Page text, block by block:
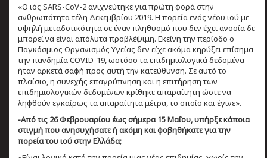
«Ο ιός SARS-CoV-2 ανιχνεύτηκε για πρώτη φορά στην
ανθρωπότητα τέλη Δεκεμβρίου 2019. Η πορεία ενός νέου ιού με
υψηλή μεταδοτικότητα σε έναν πληθυσμό που δεν έχει ανοσία δε
μπορεί να είναι απόλυτα προβλέψιμη. Εκείνη την περίοδο ο
Παγκόσμιος Οργανισμός Υγείας δεν είχε ακόμα κηρύξει επίσημα
την πανδημία COVID-19, ωστόσο τα επιδημιολογικά δεδομένα
ήταν αρκετά σαφή προς αυτή την κατεύθυνση. Σε αυτό το
πλαίσιο, η συνεχής επαγρύπνηση και η επιτήρηση των
επιδημιολογικών δεδομένων κρίθηκε απαραίτητη ώστε να
ληφθούν εγκαίρως τα απαραίτητα μέτρα, το οποίο και έγινε».
-Από τις 26 Φεβρουαρίου έως σήμερα 15 Μαΐου, υπήρξε κάποια
στιγμή που ανησυχήσατε ή ακόμη και φοβηθήκατε για την
πορεία του ιού στην Ελλάδα;